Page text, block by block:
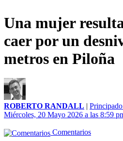
Una mujer
caer por un
metros en Piloña
ROBERTO RANDALL |
Miércoles, 20 Mayo 2026 a las 8:59
Comentarios